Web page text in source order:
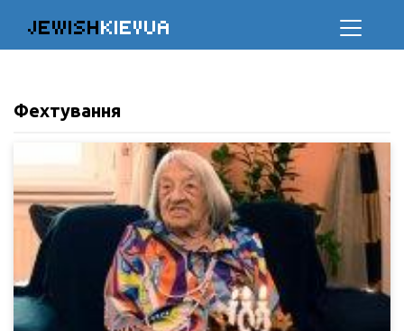
JEWISHKIEVUA
Фехтування